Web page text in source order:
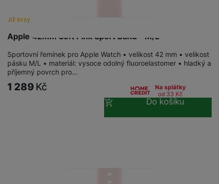
Apple 42mm Soft Pink Sport Band - M/L
Již brzy
Sportovní řemínek pro Apple Watch • velikost 42 mm • velikost
pásku M/L • materiál: vysoce odolný fluoroelastomer • hladký a
příjemný povrch pro…
1 289 Kč
Na splátky
od 33 Kč
Do košíku